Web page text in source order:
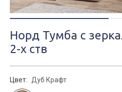
Норд Тумба с
2-х ств
Цвет: Дуб Крафт